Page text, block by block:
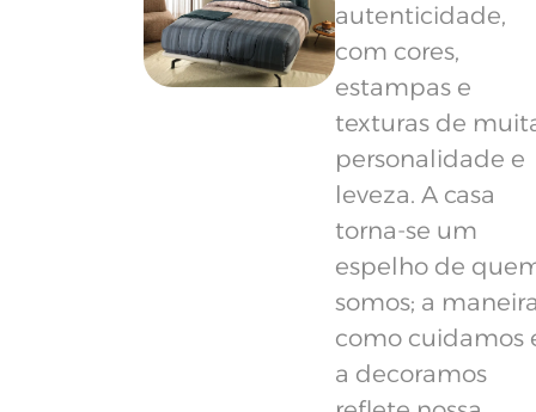
autenticidade,
com cores,
estampas e
texturas de
personalidade e
leveza. A casa
torna-se um
espelho de
somos; a maneira
como cuidamos
a decoramos